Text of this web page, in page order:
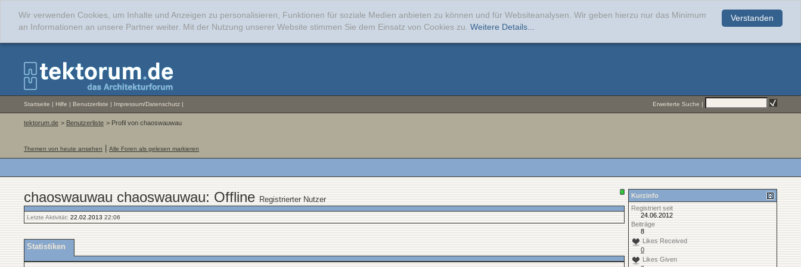
Verstanden
Wir verwenden Cookies, um Inhalte und Anzeigen zu personalisieren, Funktionen für soziale Medien anbieten zu können und für Websiteanalysen. Wir geben hierzu nur das Minimum
an Informationen an unsere Partner weiter. Mit der Nutzung unserer Website stimmen Sie dem Einsatz von Cookies zu. Weitere Details...
Startseite | Hilfe | Benutzerliste | Impressum/Datenschutz | Erweiterte Suche |
tektorum.de > Benutzerliste > Profil von chaoswauwau
Themen von heute ansehen Alle Foren als gelesen markieren
chaoswauwau chaoswauwau: Offline Registrierter Nutzer
Letzte Aktivität: 22.02.2013 22:06
Statistiken
Kurzinfo
Registriert seit
24.06.2012
Beiträge
8
Likes Received
0
Likes Given